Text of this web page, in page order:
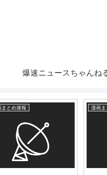
爆速ニュースちゃんね
漫画まとめ速報 漫